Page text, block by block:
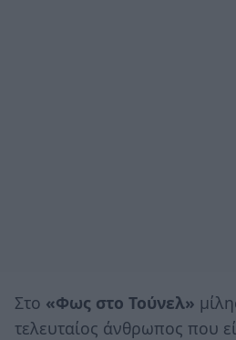
Στο «Φως στο Τούνελ»
τελευταίος άνθρωπος που